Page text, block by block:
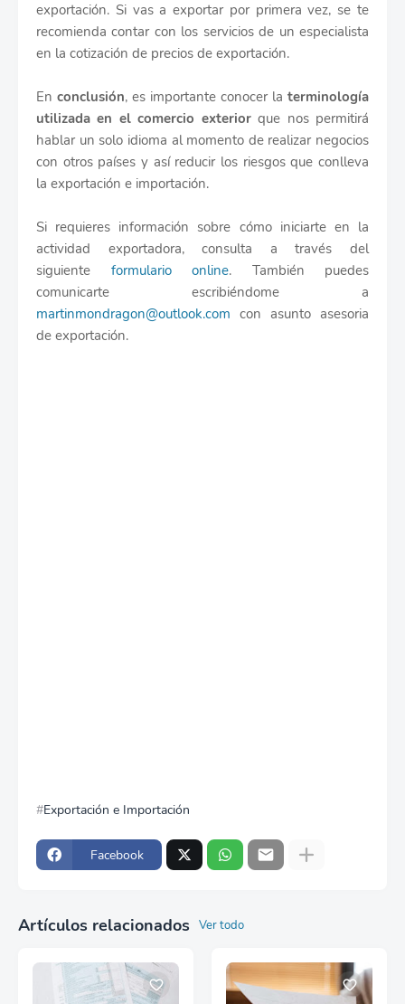
exportación. Si vas a exportar por primera vez, se te
recomienda contar con los servicios de un especialista
en la cotización de precios de exportación.
En conclusión, es importante conocer la terminología
utilizada en el comercio exteriorque nos permitirá
hablar un solo idioma al momento de realizar negocios
con otros países y así reducir los riesgos que conlleva
la exportación e importación.
Si requieres información sobre cómo iniciarte en la
actividad exportadora, consulta a través del
siguiente formulario online. También puedes
comunicarte escribiéndome a
martinmondragon@outlook.com con asunto asesoria
de exportación.
Exportación e Importación
Facebook
Artículos relacionados Ver todo